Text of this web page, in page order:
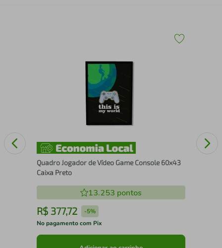
Quadro Jogador de Vídeo Game Console 60x43
Caixa Preto
13.253 pontos
R$ 377,72 -5%
No pagamento com Pix